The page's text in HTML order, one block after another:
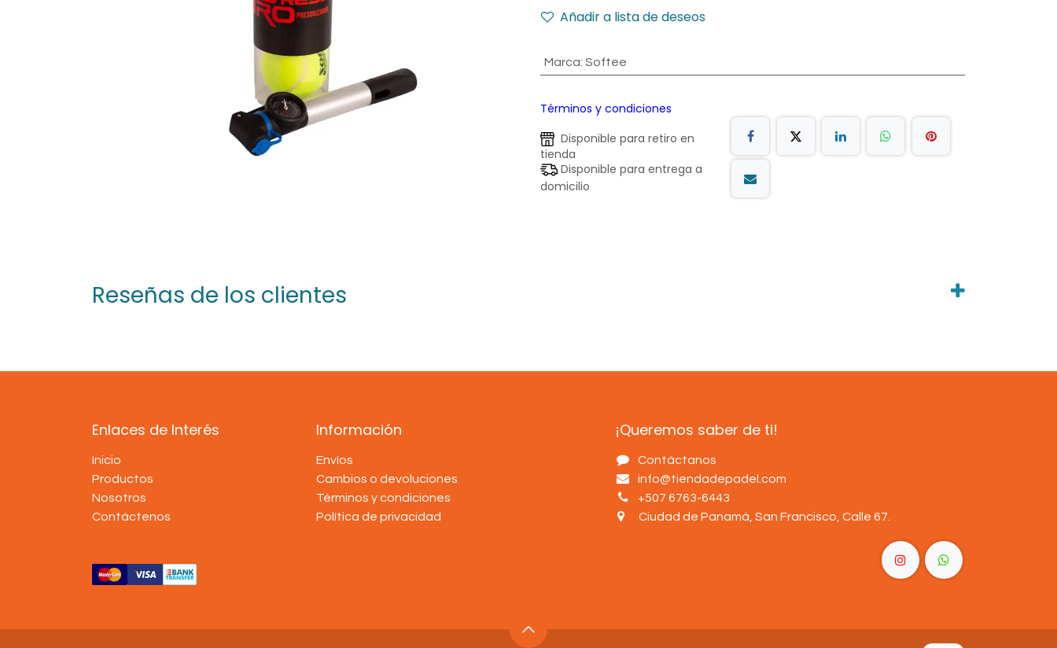
Añadir a lista de deseos
Marca: Softee
Términos y condiciones
Disponible para retiro en
tienda
Disponible para entrega a
domicilio
Reseñas de los clientes
Enlaces de Interés
Inicio
Productos
Nosotros
Contáctenos
Información
Envíos
Cambios o devoluciones
Términos y condiciones
Política de privacidad
¡Queremos saber de ti!
Contáctanos
info@tiendadepadel.com
+507 6763-6443
Ciudad de Panamá, San Francisco, Calle 67